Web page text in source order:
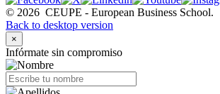
© 2026 CEUPE - European Business School.
Back to desktop version
×
Infórmate sin compromiso